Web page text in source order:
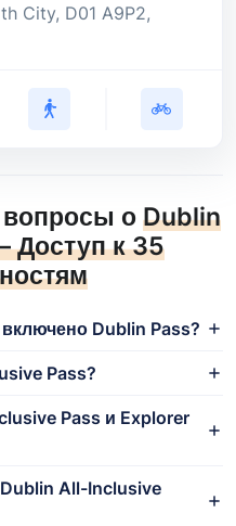
City, D01 A9P2,
о Dublin
Доступ к 35
Dublin Pass?
Pass?
Pass и Explorer
All-Inclusive